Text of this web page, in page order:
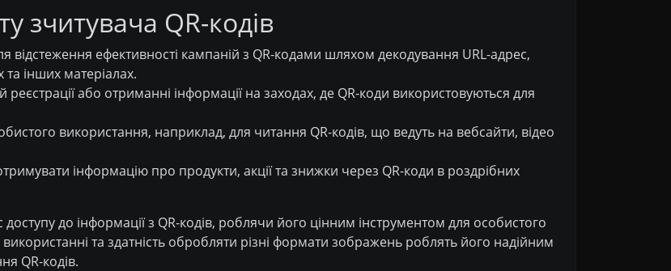
зчитувача QR-кодів
відстеження ефективності кампаній з QR-кодами шляхом декодування URL-адрес,
інших матеріалах.
або отриманні інформації на заходах, де QR-коди використовуються для
використання, наприклад, для читання QR-кодів, що ведуть на вебсайти, відео
інформацію про продукти, акції та знижки через QR-коди в роздрібних
до інформації з QR-кодів, роблячи його цінним інструментом для особистого
та здатність обробляти різні формати зображень роблять його надійним
QR-кодів.